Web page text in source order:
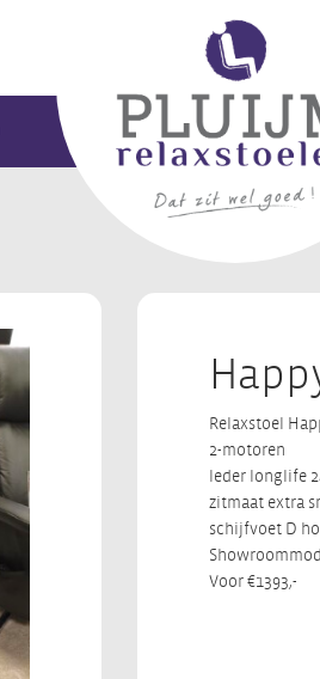
Relaxstoel
2-motoren
leder longlife
zitmaat extra
schijfvoet D
Voor €1393,-